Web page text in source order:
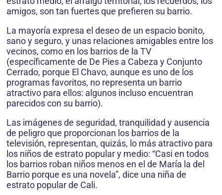
amigos, son tan fuertes que prefieren su barrio.
La mayoría expresa el deseo de un espacio bonito,
sano y seguro, y unas relaciones amigables entre los
vecinos, como en los barrios de la TV
(específicamente de De Pies a Cabeza y Conjunto
Cerrado, porque El Chavo, aunque es uno de los
programas favoritos, no representa un barrio
atractivo para ellos: algunos incluso encuentran
parecidos con su barrio).
Las imágenes de seguridad, tranquilidad y ausencia
de peligro que proporcionan los barrios de la
televisión, representan, quizás, lo más atractivo para
los niños de estrato popular y medio: “Casi en todos
los barrios roban niños menos en el de María la del
Barrio porque es una novela”, dice una niña de
estrato popular de Cali.